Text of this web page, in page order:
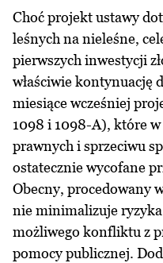
Choć projekt ustawy
leśnych na nieleśne,
pierwszych inwestycji
właściwie kontynuację
miesiące wcześniej
1098 i 1098-A), które
prawnych i sprzeciwu
ostatecznie wycofane
Obecny, procedowany
nie minimalizuje
możliwego konfliktu z
pomocy publicznej.